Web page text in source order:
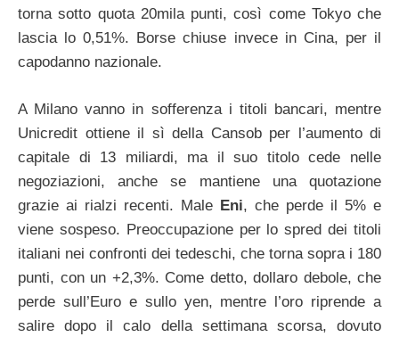
torna sotto quota 20mila punti, così come Tokyo che
lascia lo 0,51%. Borse chiuse invece in Cina, per il
capodanno nazionale.
A Milano vanno in sofferenza i titoli bancari, mentre
Unicredit ottiene il sì della Cansob per l’aumento di
capitale di 13 miliardi, ma il suo titolo cede nelle
negoziazioni, anche se mantiene una quotazione
grazie ai rialzi recenti. Male Eni, che perde il 5% e
viene sospeso. Preoccupazione per lo spred dei titoli
italiani nei confronti dei tedeschi, che torna sopra i 180
punti, con un +2,3%. Come detto, dollaro debole, che
perde sull’Euro e sullo yen, mentre l’oro riprende a
salire dopo il calo della settimana scorsa, dovuto